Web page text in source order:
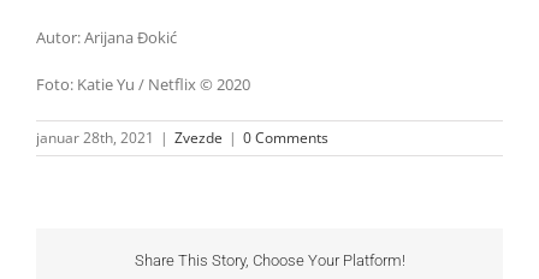
Autor: Arijana Đokić
Foto: Katie Yu / Netflix © 2020
januar 28th, 2021 | Zvezde | 0 Comments
Share This Story, Choose Your Platform!